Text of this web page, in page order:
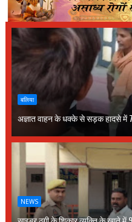
बलिया
अज्ञात वाहन के धक्के से सड़क हादसे में
NEWS